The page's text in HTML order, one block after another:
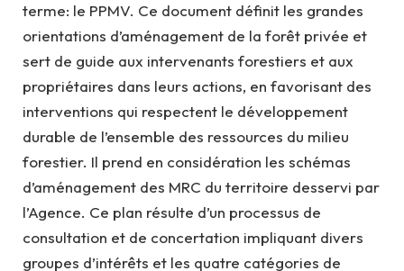
terme: le PPMV. Ce document définit les grandes
orientations d’aménagement de la forêt privée et
sert de guide aux intervenants forestiers et aux
propriétaires dans leurs actions, en favorisant des
interventions qui respectent le développement
durable de l’ensemble des ressources du milieu
forestier. Il prend en considération les schémas
d’aménagement des MRC du territoire desservi par
l’Agence. Ce plan résulte d’un processus de
consultation et de concertation impliquant divers
groupes d’intérêts et les quatre catégories de